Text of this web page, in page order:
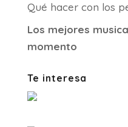
Qué hacer con los
Los mejores
momento
Te interesa